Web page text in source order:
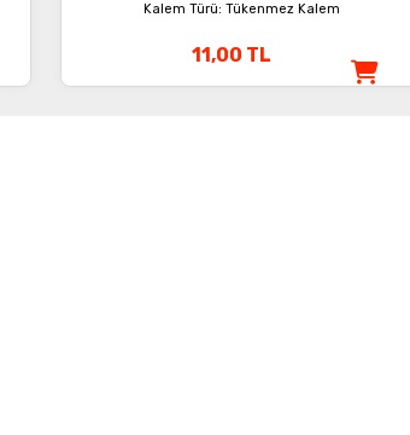
Kalem Türü: Tükenmez Kalem
11,00 TL